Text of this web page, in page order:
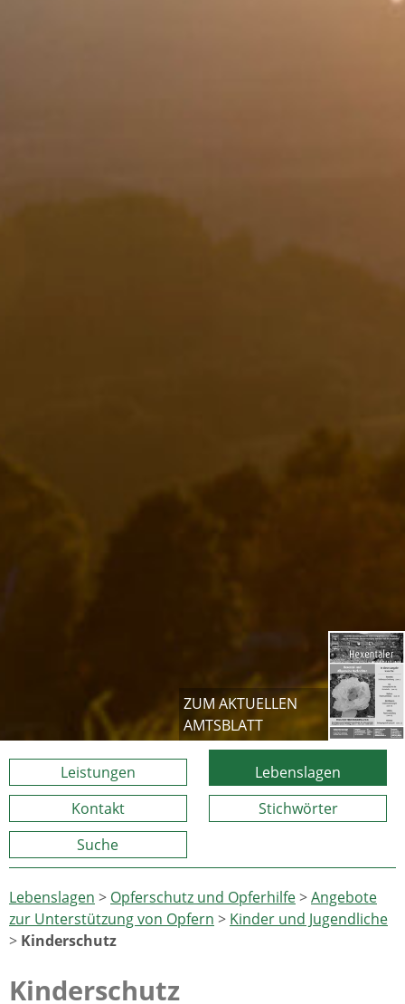
ZUM AKTUELLEN
AMTSBLATT
Leistungen
Lebenslagen
Kontakt
Stichwörter
Suche
Lebenslagen > Opferschutz und Opferhilfe>Angebote
zur Unterstützung von Opfern > Kinder und Jugendliche
> Kinderschutz
Kinderschutz